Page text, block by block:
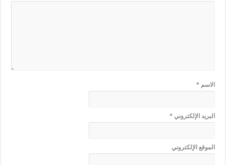
الاسم*
البريد الإلكتروني*
الموقع الإلكتروني